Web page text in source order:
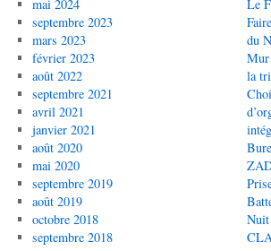
mai 2024
septembre 2023
mars 2023
février 2023
août 2022
septembre 2021
avril 2021
janvier 2021
août 2020
mai 2020
septembre 2019
août 2019
octobre 2018
septembre 2018
Le
du
Mur
la
Nuit